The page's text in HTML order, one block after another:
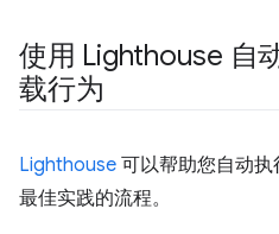
使用 Lighthouse 自
载行为
Lighthouse 可以帮助您自动
最佳实践的流程。